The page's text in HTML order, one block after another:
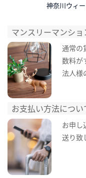
神奈川ウィ
マンスリーマンショ
通常の
数料が
法人様
お支払い方法につい
お申し
送り致